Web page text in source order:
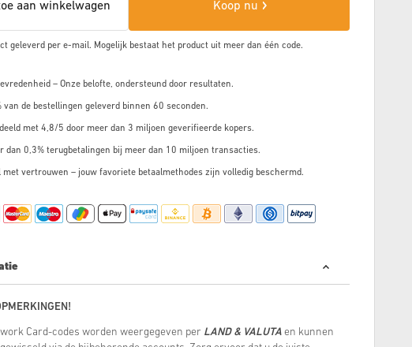
aan winkelwagen Koop nu
geleverd per e-mail. Mogelijk bestaat het product uit meer dan één code.
– Onze belofte, ondersteund door resultaten.
van de bestellingen geleverd binnen 60 seconden.
met 4,8/5 door meer dan 3 miljoen geverifieerde kopers.
dan 0,3% terugbetalingen bij meer dan 10 miljoen transacties.
met vertrouwen – jouw favoriete betaalmethodes zijn volledig beschermd.
Card-codes worden weergegeven per LAND & VALUTA en kunnen